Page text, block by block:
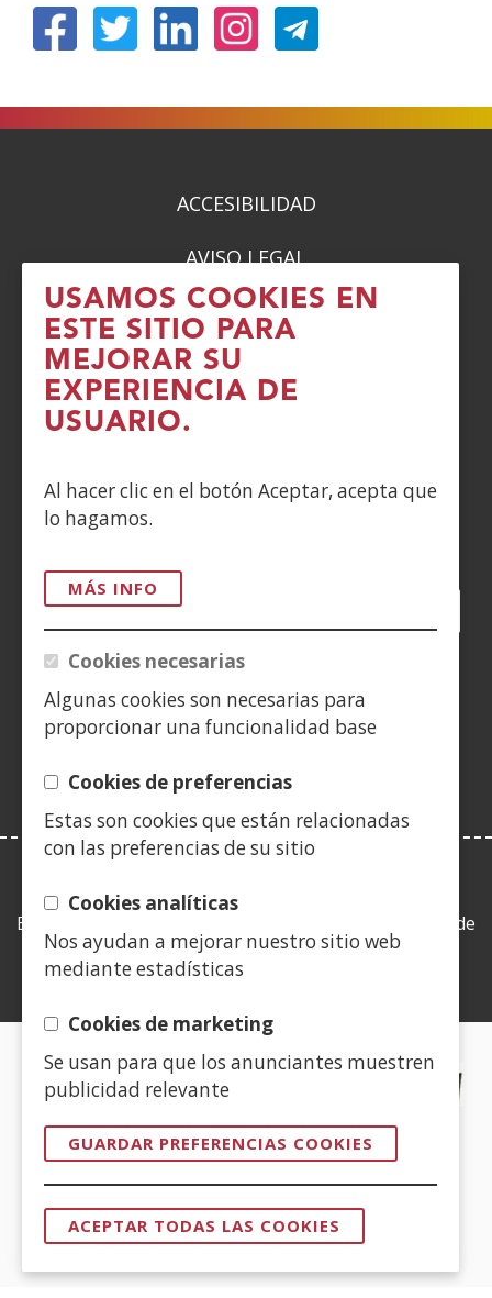
USAMOS COOKIES EN
ESTE SITIO PARA
MEJORAR SU
EXPERIENCIA DE
USUARIO.
Al hacer clic en el botón Aceptar, acepta que
lo hagamos.
MÁS INFO
Cookies necesarias
Algunas cookies son necesarias para
proporcionar una funcionalidad base
Cookies de preferencias
Estas son cookies que están relacionadas
con las preferencias de su sitio
Cookies analíticas
Nos ayudan a mejorar nuestro sitio web
mediante estadísticas
Cookies de marketing
Se usan para que los anunciantes muestren
publicidad relevante
GUARDAR PREFERENCIAS COOKIES
ACEPTAR TODAS LAS COOKIES
ACCESIBILIDAD
AVISO LEGAL
PRIVACIDAD
POLÍTICA DE COOKIES
Facebook
(Abre
en
nueva
ventana)
Twitter
(Abre
en
nueva
ventana)
LinkedIn
(Abre
en
nueva
ventana)
YouTube
(Abre
en
nueva
ventana)
en
ventana)
en
ventana)
en
en
Esta web se ajusta a lo establecido en la Ley 19/2013, de
9 de diciembre, de transparencia, acceso a la
información pública y buen gobierno.
CERTIFICADOS DE CALIDAD
(Abre
en
nueva
ventana)
en
ventana)